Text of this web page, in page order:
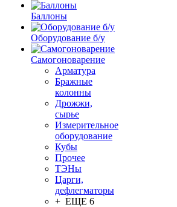
Баллоны
Оборудование б/у
Самогоноварение
Арматура
Бражные
колонны
Дрожжи,
сырье
Измерительное
оборудование
Кубы
Прочее
ТЭНы
Царги,
дефлегматоры
+ ЕЩЕ 6